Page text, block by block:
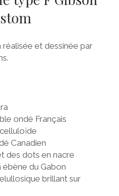
et dessinée par
ondé Français
Canadien
des dots en nacre
du Gabon
brillant sur